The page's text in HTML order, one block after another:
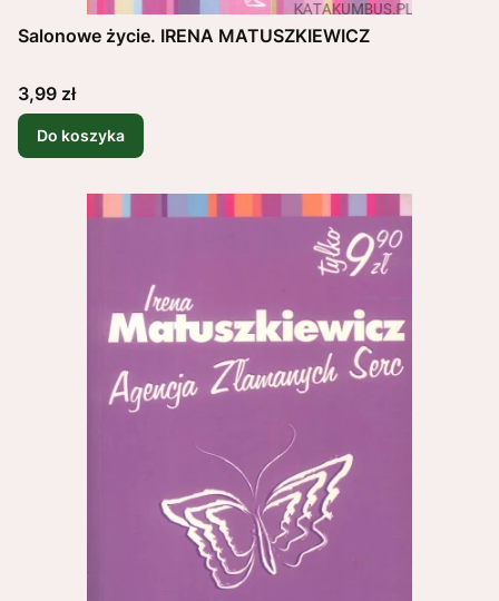
Salonowe życie. IRENA MATUSZKIEWICZ
Cena
3,99 zł
Do koszyka